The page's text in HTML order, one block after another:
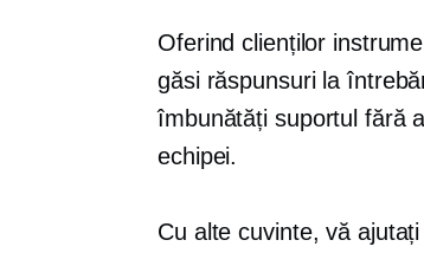
Oferind clienților
găsi răspunsuri la
îmbunătăți suportul fără
echipei.
Cu alte cuvinte, vă